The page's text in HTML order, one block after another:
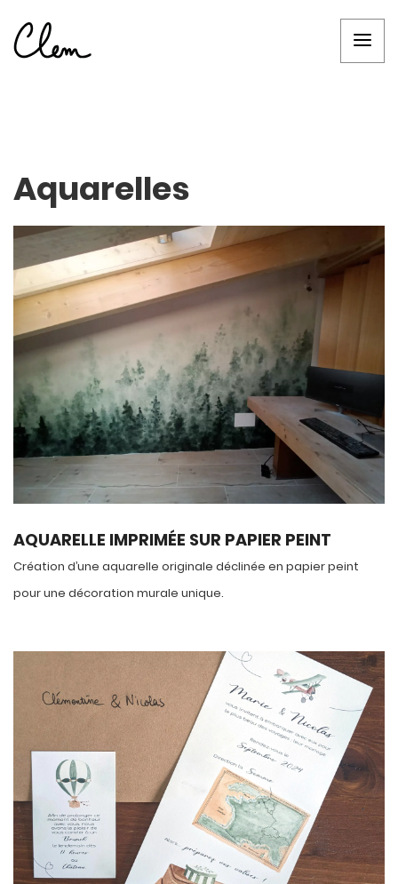
Aquarelles
AQUARELLE IMPRIMÉE SUR PAPIER PEINT
Création d’une aquarelle originale déclinée en papier peint
pour une décoration murale unique.